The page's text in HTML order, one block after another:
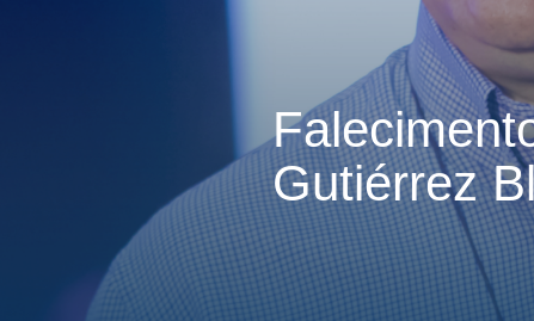
Gutiérrez